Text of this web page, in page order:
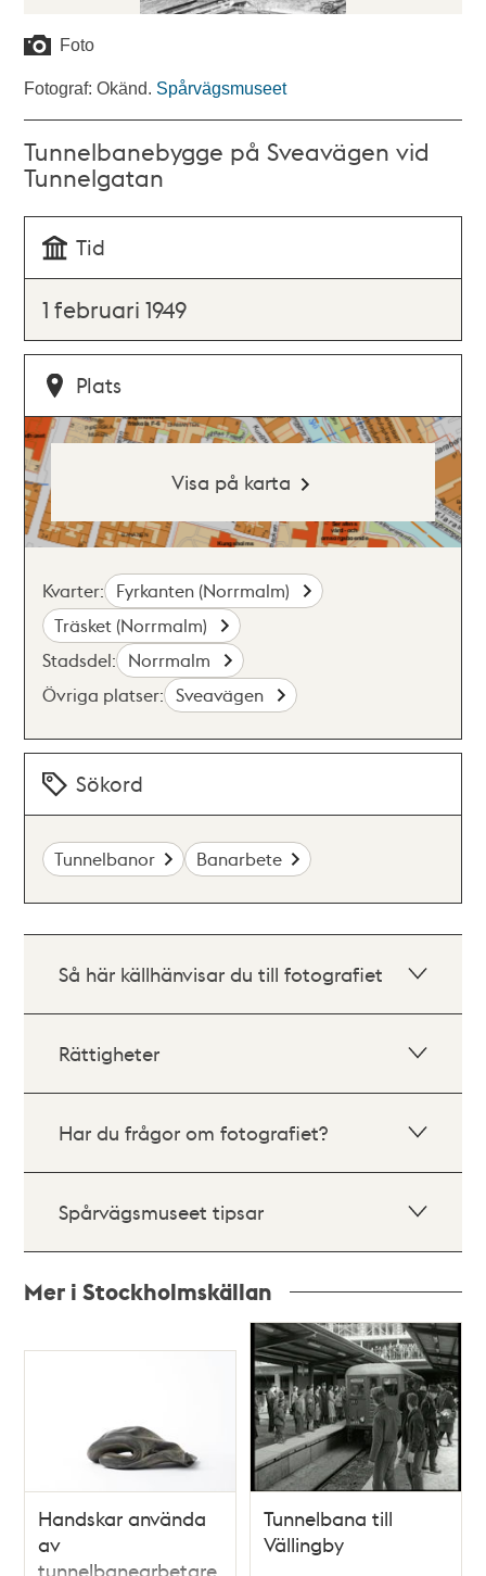
Foto
Fotograf: Okänd. Spårvägsmuseet
Tunnelbanebygge på Sveavägen vid
Tunnelgatan
Tid
1 februari 1949
Plats
Visa på karta
Kvarter: Fyrkanten (Norrmalm)
Träsket (Norrmalm)
Stadsdel: Norrmalm
Övriga platser: Sveavägen
Sökord
Tunnelbanor Banarbete
Så här källhänvisar du till fotografiet
Rättigheter
Har du frågor om fotografiet?
Spårvägsmuseet tipsar
Mer i Stockholmskällan
Handskar använda
av
tunnelbanearbetare
Tunnelbana till
Vällingby